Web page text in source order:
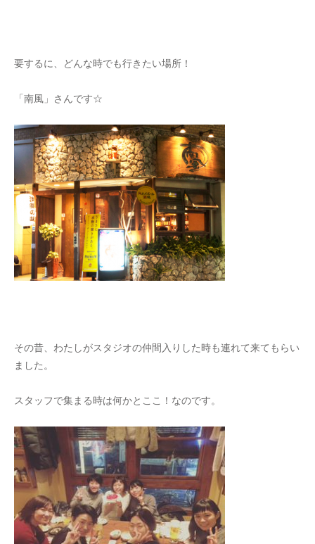
要するに、どんな時でも行きたい場所！
「南風」さんです☆
その昔、わたしがスタジオの仲間入りした時も連れて来てもらい
ました。
スタッフで集まる時は何かとここ！なのです。